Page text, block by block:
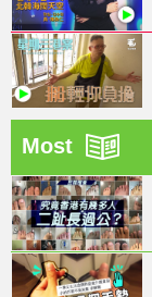
Most